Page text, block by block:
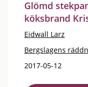
Glömd
köksbrand
Eidwall Larz
Bergslagens
2017-05-12